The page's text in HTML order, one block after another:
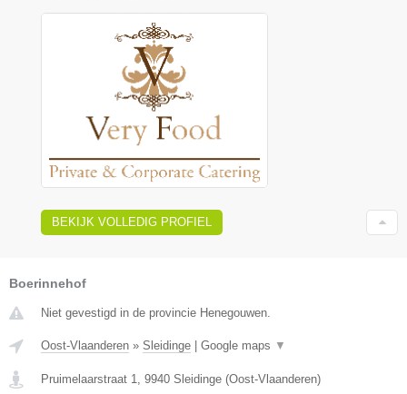
BEKIJK VOLLEDIG PROFIEL
Boerinnehof
Niet gevestigd in de provincie Henegouwen.
Oost-Vlaanderen » Sleidinge | Google maps ▼
Pruimelaarstraat 1 9940 Sleidinge (Oost-Vlaanderen)